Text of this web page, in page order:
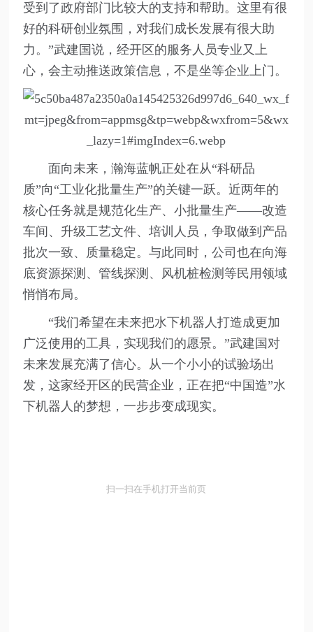
受到了政府部门比较大的支持和帮助。这里有很
好的科研创业氛围，对我们成长发展有很大助
力。”武建国说，经开区的服务人员专业又上
心，会主动推送政策信息，不是坐等企业上门。
面向未来，瀚海蓝帆正处在从“科研品
质”向“工业化批量生产”的关键一跃。近两年的
核心任务就是规范化生产、小批量生产——改造
车间、升级工艺文件、培训人员，争取做到产品
批次一致、质量稳定。与此同时，公司也在向海
底资源探测、管线探测、风机桩检测等民用领域
悄悄布局。
“我们希望在未来把水下机器人打造成更加
广泛使用的工具，实现我们的愿景。”武建国对
未来发展充满了信心。从一个小小的试验场出
发，这家经开区的民营企业，正在把“中国造”水
下机器人的梦想，一步步变成现实。
扫一扫在手机打开当前页